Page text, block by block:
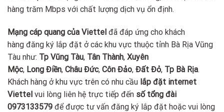
hàng trăm Mbps với chất lượng dịch vụ ổn định.
Mạng cáp quang của Viettel đã đáp ứng cho khách
hàng đăng ký lắp đặt ở các khu vực thuộc tỉnh Bà Rịa Vũng
Tàu như: Tp Vũng Tàu, Tân Thành, Xuyên
Mộc, Long Điền, Châu Đức, Côn Đảo, Đất Đỏ, Tp Bà Rịa.
Khách hàng ở khu vực trên có nhu cầu lắp đặt internet
Viettel vui lòng liên hệ trực tiếp đến số tổng đài
0973133579 để được tư vấn đăng ký lắp đặt hoặc vui lòng